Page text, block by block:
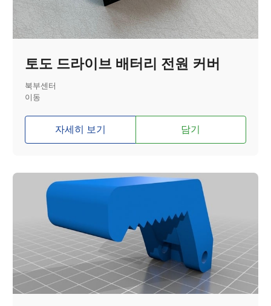
토도 드라이브 배터리 전원 커버
북부센터
이동
자세히 보기 담기